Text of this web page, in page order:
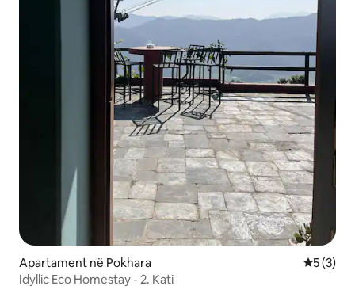
Apartament në Pokhara
5 (3)
Idyllic Eco Homestay - 2. Kati